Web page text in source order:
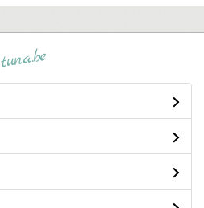
tuna.be